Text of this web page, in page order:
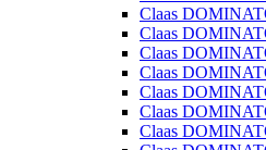
Claas
Claas
Claas
Claas
Claas
Claas
Claas